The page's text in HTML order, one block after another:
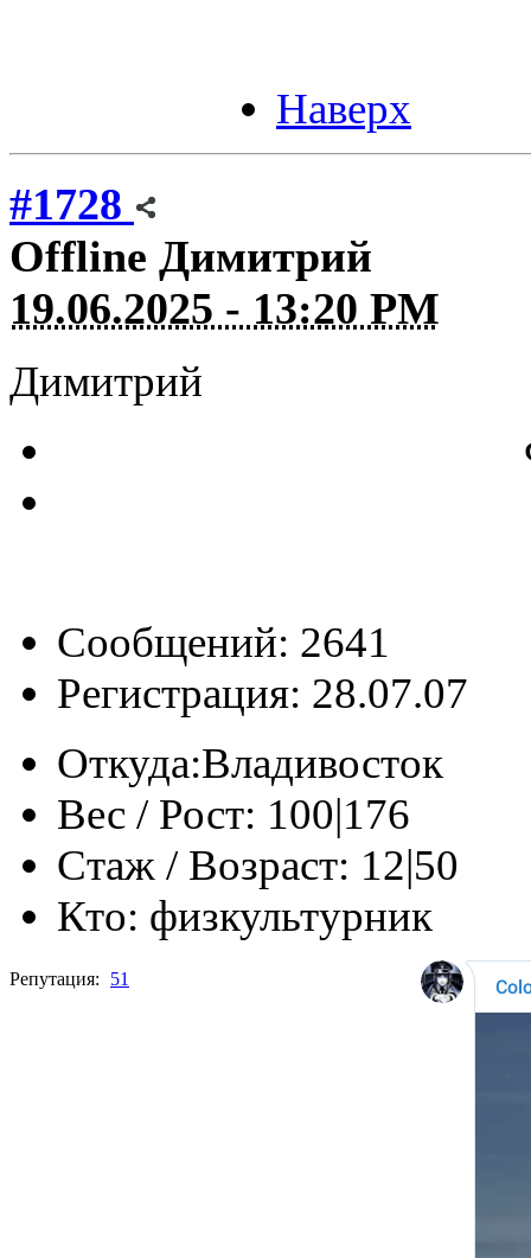
Наверх
#1728
Offline Димитрий
19.06.2025 - 13:20 PM
Димитрий
Сообщений: 2641
Регистрация: 28.07.07
Откуда:Владивосток
Вес / Рост: 100|176
Стаж / Возраст: 12|50
Кто: физкультурник
Репутация: 51